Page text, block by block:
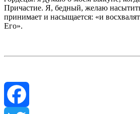
Причастие. Я, бедный, желаю
принимает и насыщается: «и
Его».